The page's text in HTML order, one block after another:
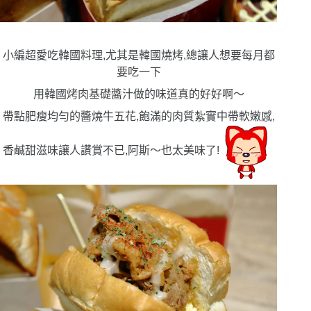
小編超愛吃韓國料理,尤其是韓國燒烤,總讓人想要每月都
要吃一下
用韓國烤肉基礎醬汁做的味道真的好好啊 〜
帶點肥瘦均勻的醬燒牛五花,飽滿的肉質紮實中帶軟嫩感,
香鹹甜滋味讓人讚賞不已,阿斯〜也太美味了!